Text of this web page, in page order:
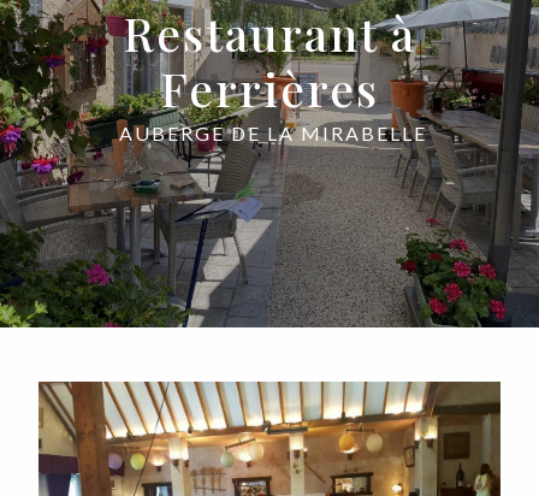
Restaurant à
Ferrières
AUBERGE DE LA MIRABELLE